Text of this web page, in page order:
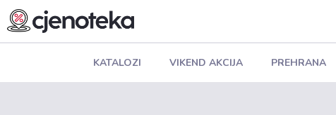
KATALOZI VIKEND AKCIJA PREHRANA